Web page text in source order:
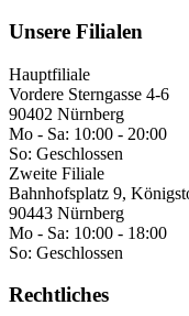
Unsere Filialen
Hauptfiliale
Vordere Sterngasse 4-6
90402 Nürnberg
Mo - Sa: 10:00 - 20:00
So: Geschlossen
Zweite Filiale
Bahnhofsplatz 9,
90443 Nürnberg
Mo - Sa: 10:00 - 18:00
So: Geschlossen
Rechtliches